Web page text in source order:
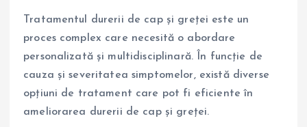
Tratamentul durerii de cap și greței este un
proces complex care necesită o abordare
personalizată și multidisciplinară. În funcție de
cauza și severitatea simptomelor, există diverse
opțiuni de tratament care pot fi eficiente în
ameliorarea durerii de cap și greței.